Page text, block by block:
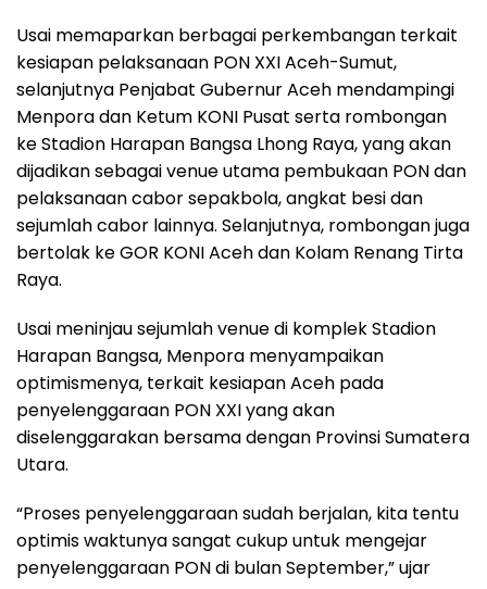
Usai memaparkan berbagai perkembangan terkait
kesiapan pelaksanaan PON XXI Aceh-Sumut,
selanjutnya Penjabat Gubernur Aceh mendampingi
Menpora dan Ketum KONI Pusat serta rombongan
ke Stadion Harapan Bangsa Lhong Raya, yang akan
dijadikan sebagai venue utama pembukaan PON dan
pelaksanaan cabor sepakbola, angkat besi dan
sejumlah cabor lainnya. Selanjutnya, rombongan juga
bertolak ke GOR KONI Aceh dan Kolam Renang Tirta
Raya.
Usai meninjau sejumlah venue di komplek Stadion
Harapan Bangsa, Menpora menyampaikan
optimismenya, terkait kesiapan Aceh pada
penyelenggaraan PON XXI yang akan
diselenggarakan bersama dengan Provinsi Sumatera
Utara.
“Proses penyelenggaraan sudah berjalan, kita tentu
optimis waktunya sangat cukup untuk mengejar
penyelenggaraan PON di bulan September,” ujar